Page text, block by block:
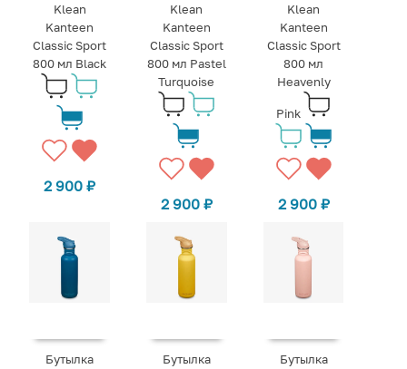
Klean
Kanteen
Classic Sport
800 мл Black
2 900₽
Klean
Kanteen
Classic Sport
800 мл Pastel
Turquoise
2 900 ₽
Klean
Kanteen
Classic Sport
800 мл
Heavenly
Pink
2 900 ₽
Бутылка
Бутылка
Бутылка